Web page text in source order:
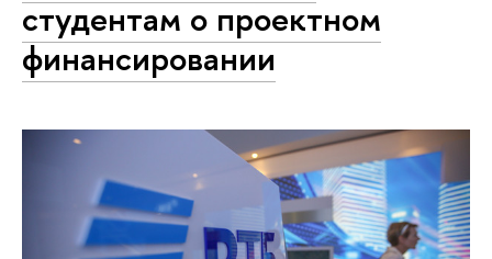
студентам о проектном
финансировании